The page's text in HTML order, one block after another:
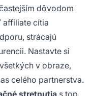
dôvodom
affiliate cítia
strácajú
Nastavte si
v obraze,
celého partnerstva.